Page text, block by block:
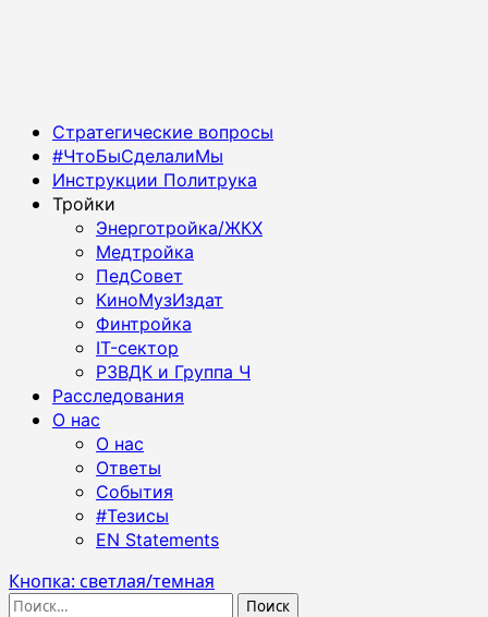
Основное
меню
Стратегические вопросы
#ЧтоБыСделалиМы
Инструкции Политрука
Тройки
Энерготройка/ЖКХ
Медтройка
ПедСовет
КиноМузИздат
Финтройка
IT-сектор
РЗВДК и Группа Ч
Расследования
О нас
О нас
Ответы
События
#Тезисы
EN Statements
Кнопка: светлая/темная
Найти: